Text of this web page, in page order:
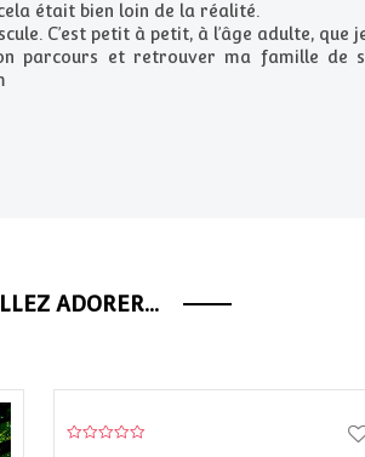
était bien loin de la réalité.
C’est petit à petit, à l’âge adulte, que
parcours et retrouver ma famille de
ADORER...